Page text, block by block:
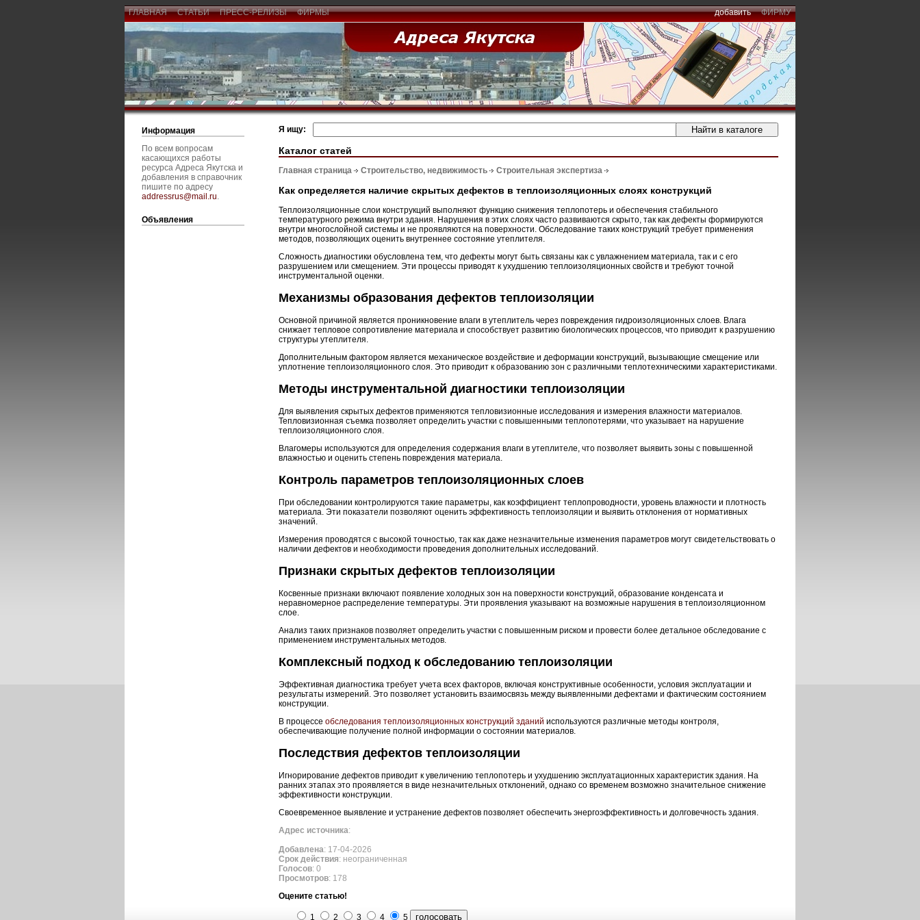
ГЛАВНАЯ СТАТЬИ ПРЕСС-РЕЛИЗЫ ФИРМЫ добавить ФИРМУ
Информация
По всем вопросам
касающихся работы
ресурса Адреса Якутска и
добавления в справочник
пишите по адресу
addressrus@mail.ru.
Объявления
Я ищу:
Каталог статей
Главная страница Строительство, недвижимость Строительная экспертиза
Как определяется наличие скрытых дефектов в теплоизоляционных слоях конструкций
Теплоизоляционные слои конструкций выполняют функцию снижения теплопотерь и обеспечения стабильного
температурного режима внутри здания. Нарушения в этих слоях часто развиваются скрыто, так как дефекты формируются
внутри многослойной системы и не проявляются на поверхности. Обследование таких конструкций требует применения
методов, позволяющих оценить внутреннее состояние утеплителя.
Сложность диагностики обусловлена тем, что дефекты могут быть связаны как с увлажнением материала, так и с его
разрушением или смещением. Эти процессы приводят к ухудшению теплоизоляционных свойств и требуют точной
инструментальной оценки.
Механизмы образования дефектов теплоизоляции
Основной причиной является проникновение влаги в утеплитель через повреждения гидроизоляционных слоев. Влага
снижает тепловое сопротивление материала и способствует развитию биологических процессов, что приводит к разрушению
структуры утеплителя.
Дополнительным фактором является механическое воздействие и деформации конструкций, вызывающие смещение или
уплотнение теплоизоляционного слоя. Это приводит к образованию зон с различными теплотехническими характеристиками.
Методы инструментальной диагностики теплоизоляции
Для выявления скрытых дефектов применяются тепловизионные исследования и измерения влажности материалов.
Тепловизионная съемка позволяет определить участки с повышенными теплопотерями, что указывает на нарушение
теплоизоляционного слоя.
Влагомеры используются для определения содержания влаги в утеплителе, что позволяет выявить зоны с повышенной
влажностью и оценить степень повреждения материала.
Контроль параметров теплоизоляционных слоев
При обследовании контролируются такие параметры, как коэффициент теплопроводности, уровень влажности и плотность
материала. Эти показатели позволяют оценить эффективность теплоизоляции и выявить отклонения от нормативных
значений.
Измерения проводятся с высокой точностью, так как даже незначительные изменения параметров могут свидетельствовать о
наличии дефектов и необходимости проведения дополнительных исследований.
Признаки скрытых дефектов теплоизоляции
Косвенные признаки включают появление холодных зон на поверхности конструкций, образование конденсата и
неравномерное распределение температуры. Эти проявления указывают на возможные нарушения в теплоизоляционном
слое.
Анализ таких признаков позволяет определить участки с повышенным риском и провести более детальное обследование с
применением инструментальных методов.
Комплексный подход к обследованию теплоизоляции
Эффективная диагностика требует учета всех факторов, включая конструктивные особенности, условия эксплуатации и
результаты измерений. Это позволяет установить взаимосвязь между выявленными дефектами и фактическим состоянием
конструкции.
В процессе обследования теплоизоляционных конструкций зданий используются различные методы контроля,
обеспечивающие получение полной информации о состоянии материалов.
Последствия дефектов теплоизоляции
Игнорирование дефектов приводит к увеличению теплопотерь и ухудшению эксплуатационных характеристик здания. На
ранних этапах это проявляется в виде незначительных отклонений, однако со временем возможно значительное снижение
эффективности конструкции.
Своевременное выявление и устранение дефектов позволяет обеспечить энергоэффективность и долговечность здания.
Адрес источника:
Добавлена: 17-04-2026
Срок действия: неограниченная
Голосов: 0
Просмотров: 178
Оцените статью!
1 2 3 4 5